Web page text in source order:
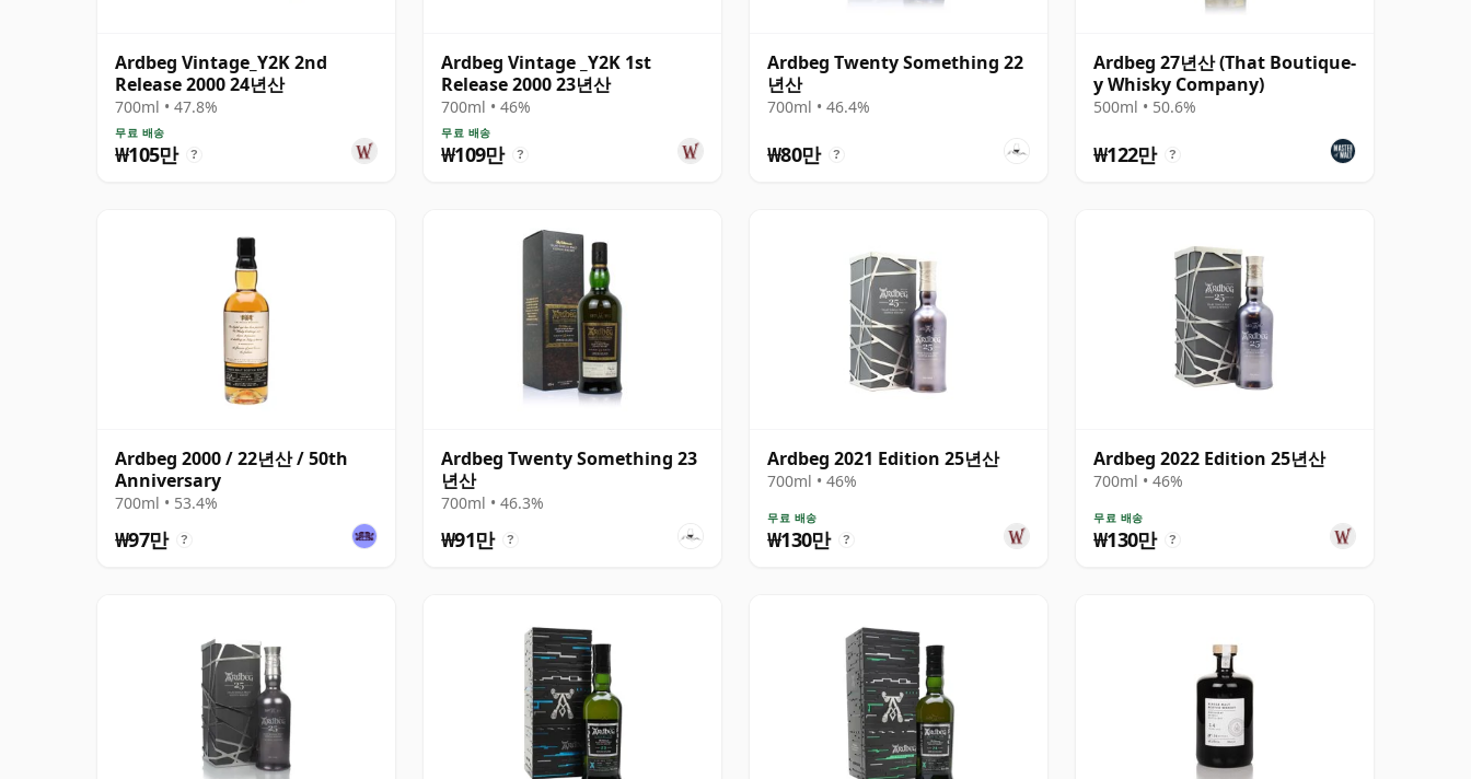
Ardbeg Vintage_Y2K 2nd
Release 2000 24년산
700ml • 47.8%
무료 배송
₩105만 ?
Ardbeg Vintage _Y2K 1st
Release 2000 23년산
700ml • 46%
무료 배송
₩109만 ?
Ardbeg Twenty Something 22
년산
700ml • 46.4%
₩80만 ?
Ardbeg 27년산 (That Boutique-
y Whisky Company)
500ml • 50.6%
₩122만 ?
Ardbeg 2000 / 22년산 / 50th
Anniversary
700ml • 53.4%
₩97만 ?
Ardbeg Twenty Something 23
년산
700ml • 46.3%
₩91만 ?
Ardbeg 2021 Edition 25년산
700ml • 46%
무료 배송
₩130만 ?
Ardbeg 2022 Edition 25년산
700ml • 46%
무료 배송
₩130만 ?